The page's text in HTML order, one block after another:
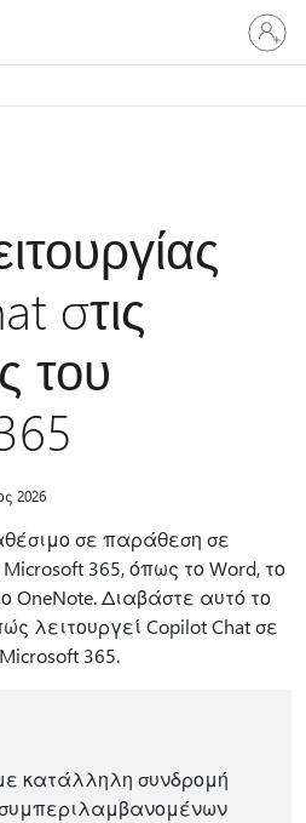
Είσοδος
στον
στις
του
2026
σε παράθεση σε
365, όπως το Word, το
OneNote. Διαβάστε αυτό το
λειτουργεί Copilot Chat σε
365.
κατάλληλη συνδρομή
συμπεριλαμβανομένων